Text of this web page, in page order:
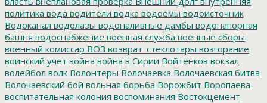
политика вода водители водка водоемы водоисточник
Водоканал водолазы водоналивные дамбы водонапорная
башня водоснабжение военная служба военные сборы
военный комиссар ВОЗ возврат_стеклотары возгорание
воинский учет война война в Сирии Войтенков вокзал
волейбол волк Волонтеры Волочаевка Волочаевская битва
Волочаевский бой вольная борьба Ворожбит Воропаева
воспитательная колония воспоминания Востокцемент